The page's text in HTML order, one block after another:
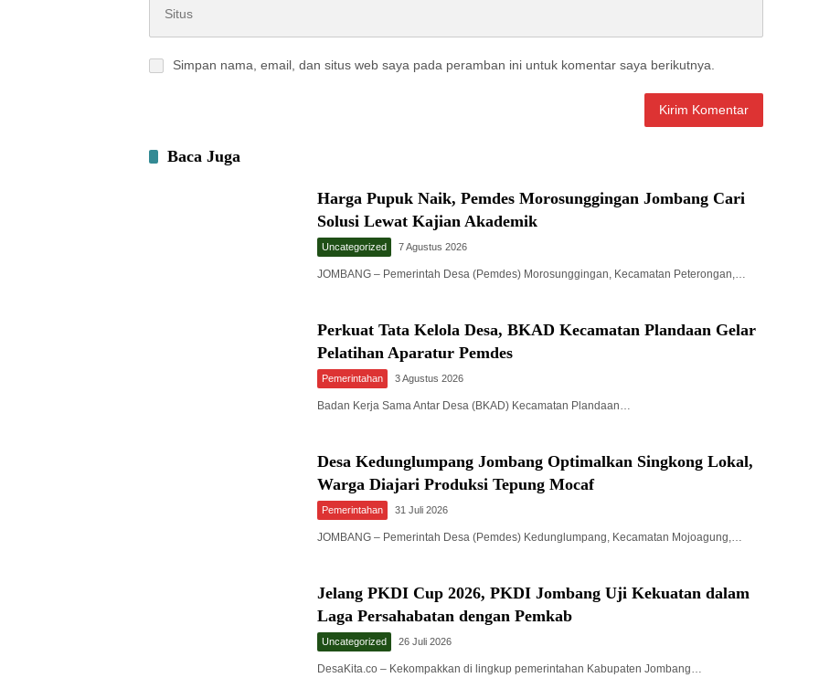
Simpan nama, email, dan situs web saya pada peramban ini untuk komentar saya berikutnya.
Baca Juga
Harga Pupuk Naik, Pemdes Morosunggingan Jombang Cari
Solusi Lewat Kajian Akademik
Uncategorized 7 Agustus 2026
JOMBANG – Pemerintah Desa (Pemdes) Morosunggingan, Kecamatan Peterongan,…
Perkuat Tata Kelola Desa, BKAD Kecamatan Plandaan Gelar
Pelatihan Aparatur Pemdes
Pemerintahan 3 Agustus 2026
Badan Kerja Sama Antar Desa (BKAD) Kecamatan Plandaan…
Desa Kedunglumpang Jombang Optimalkan Singkong Lokal,
Warga Diajari Produksi Tepung Mocaf
Pemerintahan 31 Juli 2026
JOMBANG – Pemerintah Desa (Pemdes) Kedunglumpang, Kecamatan Mojoagung,…
Jelang PKDI Cup 2026, PKDI Jombang Uji Kekuatan dalam
Laga Persahabatan dengan Pemkab
Uncategorized 26 Juli 2026
DesaKita.co – Kekompakkan di lingkup pemerintahan Kabupaten Jombang…